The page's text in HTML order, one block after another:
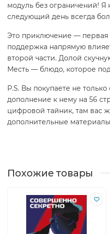
модуль без ограничений! Я
следующий день всегда
Это приключение — первая
поддержка напрямую
второй части. Долой
Месть — блюдо, которое
P.S. Вы покупаете не
дополнение к нему на 56
цифровой тайник, там вас
дополнительные
Похожие товары